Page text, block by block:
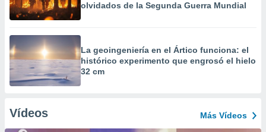
olvidados de la Segunda Guerra Mundial
La geoingeniería en el Ártico funciona: el
histórico experimento que engrosó el hielo
32 cm
Vídeos Más Vídeos